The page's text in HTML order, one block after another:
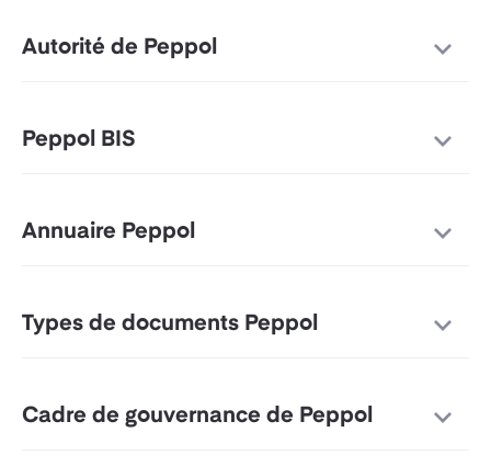
Autorité de Peppol
Peppol BIS
Annuaire Peppol
Types de documents Peppol
Cadre de gouvernance de Peppol